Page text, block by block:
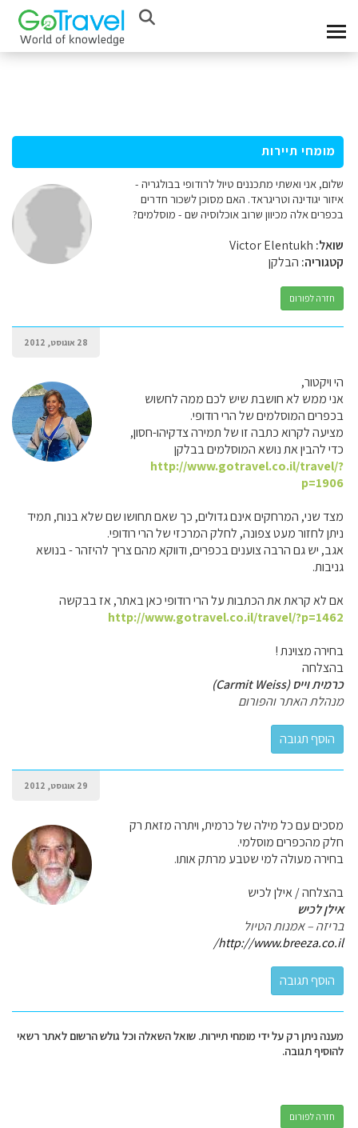
מומחי תיירות
שלום, אני ואשתי מתכננים טיול לרודופי בבולגריה -
איזור יגודינה וטריגראד. האם מסוכן לשכור חדרים
בכפרים אלה מכיוון שרוב אוכלוסיה שם - מוסלמים?
שואל:
קטגוריה: הבלקן
חזרה לפורום
28 אוגוסט, 2012
הי ויקטור,
אני ממש לא חושבת שיש לכם ממה לחשוש
בכפרים המוסלמים של הרי רודופי.
מציעה לקרוא כתבה זו של תמירה צדקיהו-חסון,
כדי להבין את נושא המוסלמים בבלקן
http://www.gotravel.co.il/travel/?
p=1906
מצד שני, המרחקים אינם גדולים, כך שאם תחושו שם שלא בנוח, תמיד
ניתן לחזור מעט צפונה, לחלק המרכזי של הרי רודופי.
אגב, יש גם הרבה צוענים בכפרים, ודווקא מהם צריך להיזהר - בנושא
גניבות.
אם לא קראת את הכתבות על הרי רודופי כאן באתר, אז בבקשה
http://www.gotravel.co.il/travel/?p=1462
בחירה מצוינת !
בהצלחה
כרמית וייס (Carmit Weiss)
מנהלת האתר והפורום
29 אוגוסט, 2012
מסכים עם כל מילה של כרמית, ויתרה מזאת רק
חלק מהכפרים מוסלמי.
בחירה מעולה למי שטבע מרתק אותו.
בהצלחה / אילן לכיש
אילן לכיש
בריזה – אמנות הטיול
http://www.breeza.co.il/
מענה ניתן רק על ידי מומחי תיירות. שואל השאלה וכל גולש הרשום לאתר רשאי
להוסיף תגובה.
חזרה לפורום